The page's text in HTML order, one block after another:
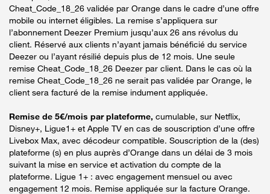
Cheat_Code_18_26 validée par Orange dans le cadre d’une offre
mobile ou internet éligibles. La remise s’appliquera sur
l’abonnement Deezer Premium jusqu’aux 26 ans révolus du
client. Réservé aux clients n’ayant jamais bénéficié du service
Deezer ou l’ayant résilié depuis plus de 12 mois. Une seule
remise Cheat_Code_18_26 Deezer par client. Dans le cas où la
remise Cheat_Code_18_26 ne serait pas validée par Orange, le
client sera facturé de la remise indument appliquée.
Remise de 5€/mois par plateforme, cumulable, sur Netflix,
Disney+, Ligue1+ et Apple TV en cas de souscription d’une offre
Livebox Max, avec décodeur compatible. Souscription de la (des)
plateforme (s) en plus auprès d’Orange dans un délai de 3 mois
suivant la mise en service et activation du compte de la
plateforme. Ligue 1+ : avec engagement mensuel ou avec
engagement 12 mois. Remise appliquée sur la facture Orange.